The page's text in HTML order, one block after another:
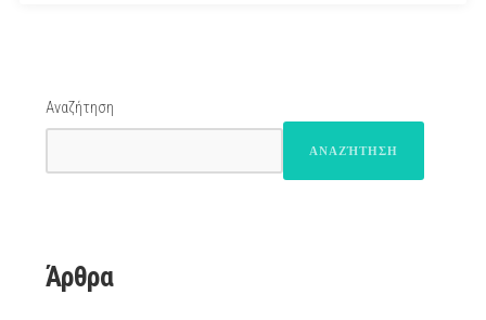
Αναζήτηση
ΑΝΑΖΉΤΗΣΗ
Άρθρα